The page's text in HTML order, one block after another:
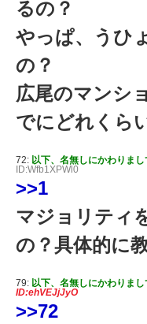
るの？
やっぱ、うひ
の？
広尾のマンシ
でにどれくら
72: 以下、名無しにかわりま
ID:Wfb1XPWl0
>>1
マジョリティ
の？具体的に
79: 以下、名無しにかわりま
ID:ehVEJjJyO
>>72